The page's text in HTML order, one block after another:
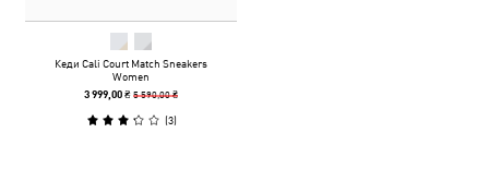
Кеди Cali Court Match Sneakers
Women
3 999,00 ₴5 590,00 ₴
(3)